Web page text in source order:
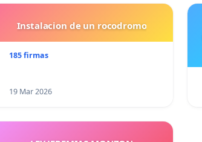
Instalacion de un rocodromo
185 firmas
19 Mar 2026